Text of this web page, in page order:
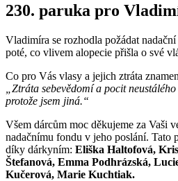
230. paruka pro
Vladimíra se rozhodla požádat
poté, co vlivem alopecie přišla o své
Co pro Vás vlasy a jejich ztráta
„Ztráta sebevědomí a pocit
protože jsem jiná.“
Všem dárcům moc děkujeme za Vaši
nadačnímu fondu v jeho poslání. Tato
díky dárkyním: Eliška Haltofová,
Štefanová, Emma Podhrázská,
Kučerová, Marie Kuchtiak.